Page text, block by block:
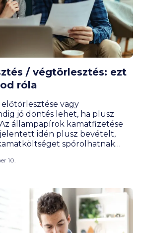
/ végtörlesztés: ezt
róla
vagy
jó döntés lehet, ha plusz
állampapírok kamatfizetése
idén plusz bevételt,
spórolhatnak
és hogyan érdemes
10.